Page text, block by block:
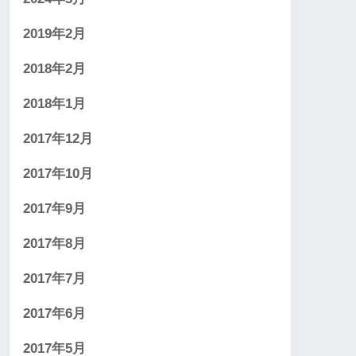
2019年2月
2018年2月
2018年1月
2017年12月
2017年10月
2017年9月
2017年8月
2017年7月
2017年6月
2017年5月